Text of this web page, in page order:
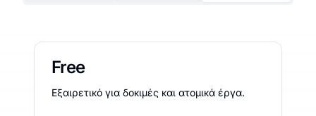
Free
Εξαιρετικό για δοκιμές και ατομικά έργα.